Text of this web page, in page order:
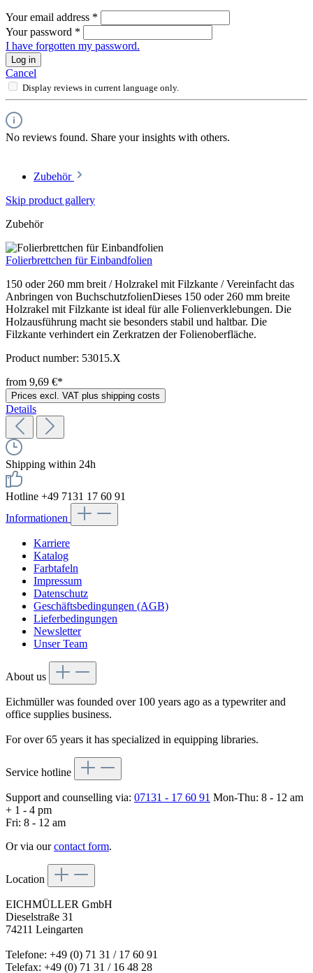
Your email address *
Your password *
I have forgotten my password.
Log in
Cancel
Display reviews in current language only.
No reviews found. Share your insights with others.
Zubehör
Skip product gallery
Zubehör
Folierbrettchen für Einbandfolien
150 oder 260 mm breit / Holzrakel mit Filzkante / Vereinfacht das
Anbringen von BuchschutzfolienDieses 150 oder 260 mm breite
Holzrakel mit Filzkante ist ideal für alle Folienverklebungen. Die
Holzausführung macht sie besonders stabil und haltbar. Die
Filzkante verhindert ein Zerkratzen der Folienoberfläche.
Product number: 53015.X
from 9,69 €*
Prices excl. VAT plus shipping costs
Details
Shipping within 24h
Hotline +49 7131 17 60 91
Informationen
Karriere
Katalog
Farbtafeln
Impressum
Datenschutz
Geschäftsbedingungen (AGB)
Lieferbedingungen
Newsletter
Unser Team
About us
Eichmüller was founded over 100 years ago as a typewriter and
office supplies business.
For over 65 years it has specialized in equipping libraries.
Service hotline
Support and counselling via: 07131 - 17 60 91 Mon-Thu: 8 - 12 am
+ 1 - 4 pm
Fri: 8 - 12 am
Or via ourcontact form.
Location
EICHMÜLLER GmbH
Dieselstraße 31
74211 Leingarten
Telefone: +49 (0) 71 31 / 17 60 91
Telefax: +49 (0) 71 31 / 16 48 28